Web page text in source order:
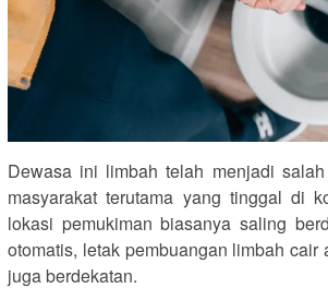
Dewasa ini limbah telah menjadi
masyarakat terutama yang tinggal di
lokasi pemukiman biasanya saling
otomatis, letak pembuangan limbah cair
juga berdekatan.